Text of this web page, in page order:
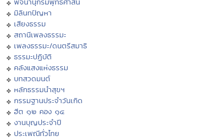
มิลินทปัญหา
เสียงธรรม
สถานีเพลงธรรมะ
เพลงธรรมะ/ดนตรีสมาธิ
ธรรมะปฏิบัติ
คลังแสงแห่งธรรม
บทสวดมนต์
หลักธรรมนำสุขฯ
กรรมฐานประจำวันเกิด
ฮีต ๑๒ คอง ๑๔
งานบุญประจำปี
ประเพณีทั่วไทย